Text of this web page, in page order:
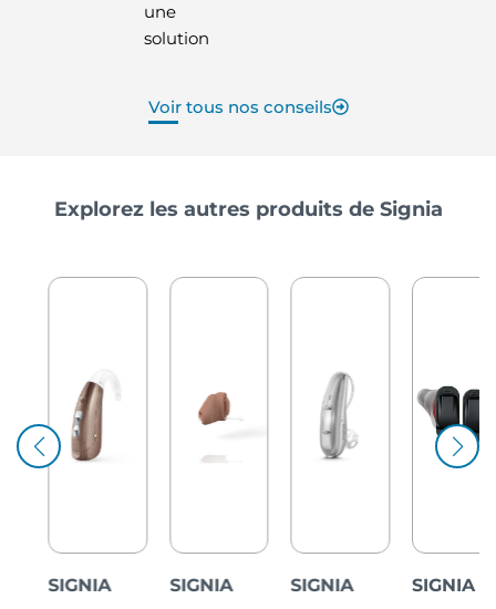
une
solution
Voir tous nos conseils
Explorez les autres produits de Signia
SIGNIA
SIGNIA
SIGNIA
SIGNIA